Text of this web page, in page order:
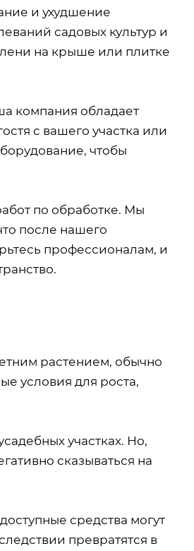
и ухудшение
садовых культур и
на крыше или плитке
компания обладает
с вашего участка или
чтобы
по обработке. Мы
после нашего
профессионалам, и
растением, обычно
условия для роста,
участках. Но,
сказываться на
средства могут
превратятся в